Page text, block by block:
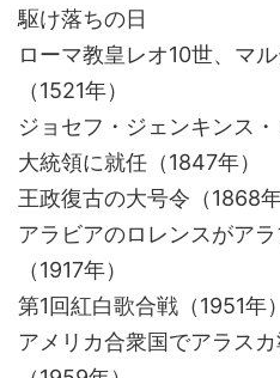
駆け落ちの日
ローマ教皇レオ10世、マ
（1521年）
ジョセフ・ジェンキンス
大統領に就任（1847年）
王政復古の大号令（1868
アラビアのロレンスがア
（1917年）
第1回紅白歌合戦（1951年）
アメリカ合衆国でアラス